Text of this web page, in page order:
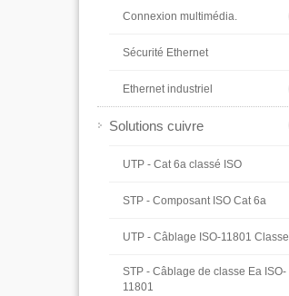
Connexion multimédia.
Sécurité Ethernet
Ethernet industriel
Solutions cuivre
UTP - Cat 6a classé ISO
STP - Composant ISO Cat 6a
UTP - Câblage ISO-11801
STP - Câblage de classe Ea ISO-
11801